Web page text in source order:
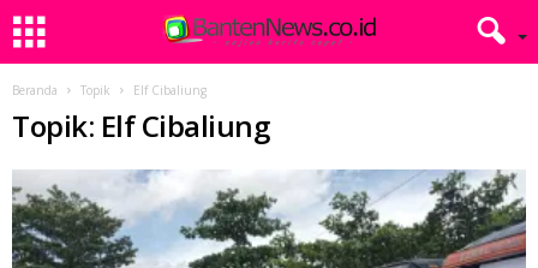
Beranda Topik Elf Cibaliung
Topik: Elf Cibaliung